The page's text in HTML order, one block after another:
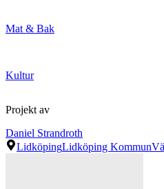
Mat & Bak
Kultur
Projekt av
Daniel Strandroth
LidköpingLidköping Kommun